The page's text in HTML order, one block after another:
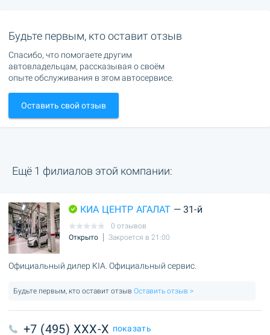
Будьте первым, кто оставит отзыв
Спасибо, что помогаете другим
автовладельцам, рассказывая о своём
опыте обслуживания в этом автосервисе.
Оставить свой отзыв
Ещё 1 филиалов этой компании:
КИА ЦЕНТР АГАЛАТ — 31-й
0 отзывов
Открыто
Закроется в 21:00
Официальный дилер KIA. Официальный сервис.
Будьте первым, кто оставит отзыв Оставить отзыв >
+7 (495) XXX-X показать